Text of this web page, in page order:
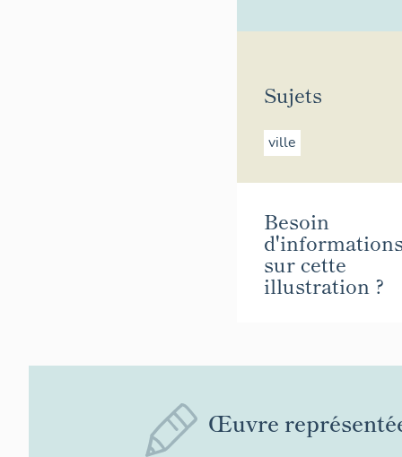
Sujets
ville
Besoin
sur cette
illustration ?
Œuvre